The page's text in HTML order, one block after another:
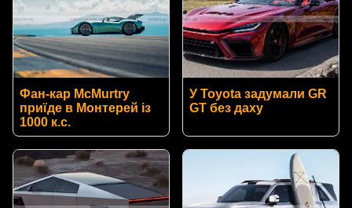
Фан-кар McMurtry
приїде в Монтерей із
1000 к.с.
У Toyota задумали GR
GT без даху